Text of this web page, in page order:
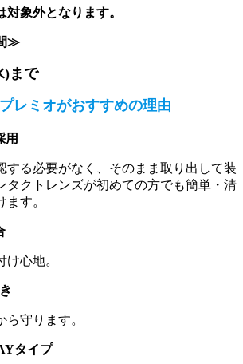
象外となります。
≫
)まで
レミオがおすすめの理由
用
する必要がなく、そのまま取り出して装
タクトレンズが初めての方でも簡単・清
す。
心地。
守ります。
タイプ